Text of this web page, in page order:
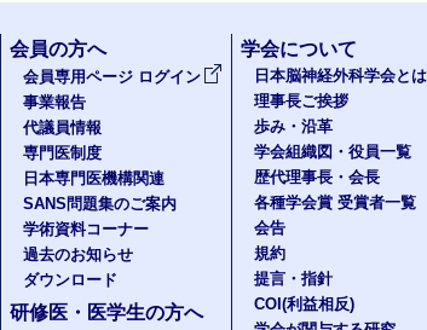
会員の方へ
会員専用ページ ログイン
事業報告
代議員情報
専門医制度
日本専門医機構関連
SANS問題集のご案内
学術資料コーナー
過去のお知らせ
ダウンロード
研修医・医学生の方へ
学会について
日本脳神経外科学会とは
理事長ご挨拶
歩み・沿革
学会組織図・役員一覧
歴代理事長・会長
各種学会賞 受賞者一覧
会告
規約
提言・指針
COI(利益相反)